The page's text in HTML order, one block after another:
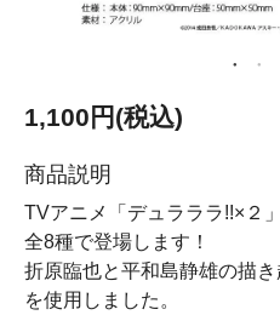
1,100円(税込)
商品説明
TVアニメ「デュラララ!!×２
全8種で登場します！
折原臨也と平和島静雄の描
を使用しました。